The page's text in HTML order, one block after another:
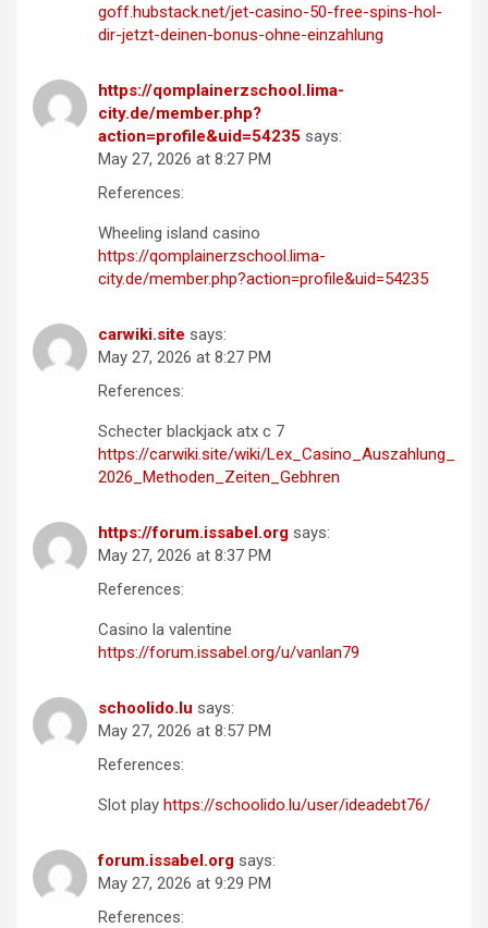
goff.hubstack.net/jet-casino-50-free-spins-hol-
dir-jetzt-deinen-bonus-ohne-einzahlung
https://qomplainerzschool.lima-
city.de/member.php?
action=profile&uid=54235 says:
May 27, 2026 at 8:27 PM
References:
Wheeling island casino
https://qomplainerzschool.lima-
city.de/member.php?action=profile&uid=54235
carwiki.site says:
May 27, 2026 at 8:27 PM
References:
Schecter blackjack atx c 7
https://carwiki.site/wiki/Lex_Casino_Auszahlung_
2026_Methoden_Zeiten_Gebhren
https://forum.issabel.org says:
May 27, 2026 at 8:37 PM
References:
Casino la valentine
https://forum.issabel.org/u/vanlan79
schoolido.lu says:
May 27, 2026 at 8:57 PM
References:
Slot play https://schoolido.lu/user/ideadebt76/
forum.issabel.org says:
May 27, 2026 at 9:29 PM
References: